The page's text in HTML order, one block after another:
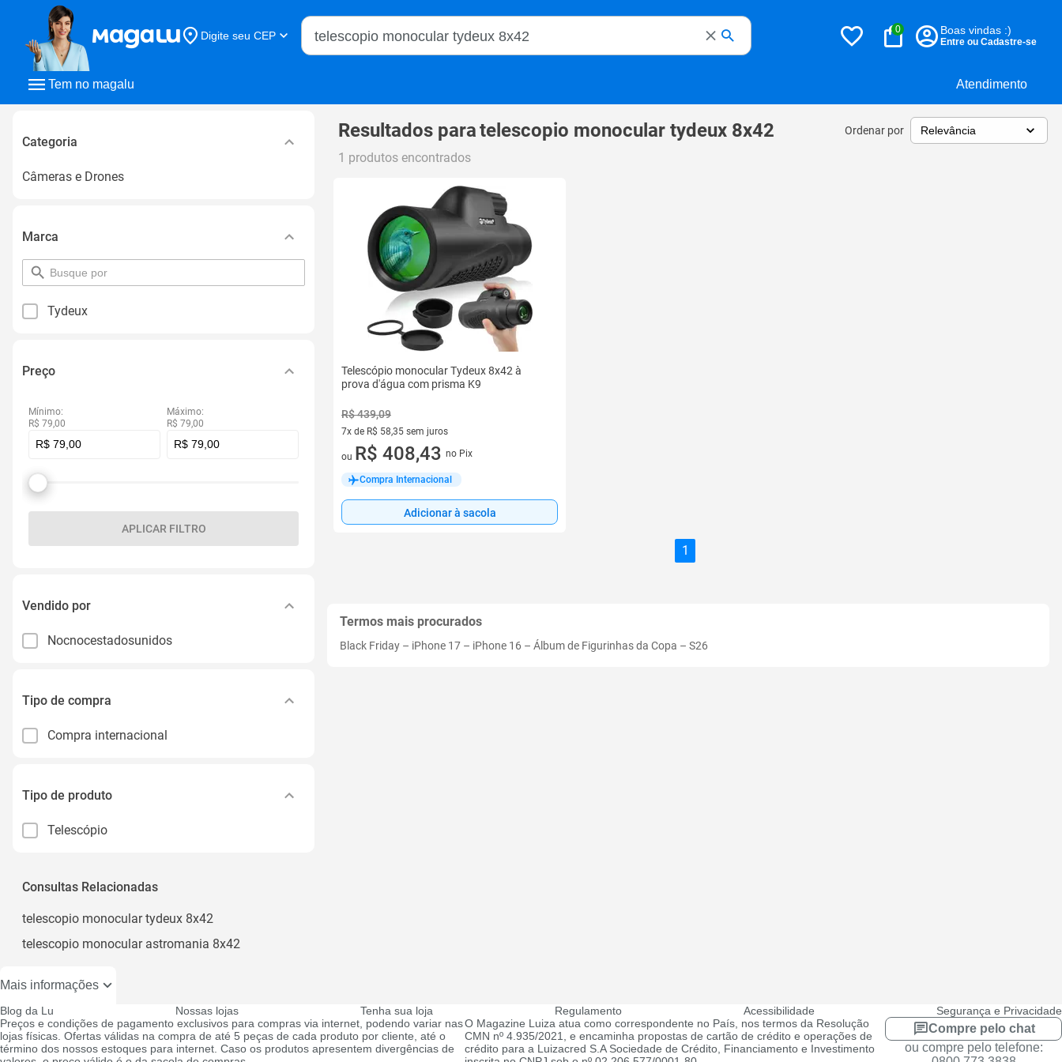
Tem no magalu Atendimento
Digite seu CEP
Buscar no Magalu
0 Boas vindas :)
Entre ou Cadastre-se
Categoria
Câmeras e Drones
Marca
pesquisar
por
Tydeux
Preço
Mínimo:
R$ 79,00
Máximo:
R$ 79,00
APLICAR FILTRO
Vendido por
Nocnocestadosunidos
Tipo de compra
Compra internacional
Tipo de produto
Telescópio
Consultas Relacionadas
telescopio monocular tydeux 8x42
telescopio monocular astromania 8x42
Resultados paratelescopio monocular tydeux 8x42 Ordenar por
1 produtos encontrados
Telescópio monocular Tydeux 8x42 à
prova d'água com prisma K9
R$ 439,09
7x de R$ 58,35 sem juros
7 vez de R$ 58,35 sem juros
ou R$ 408,43 no Pix
Compra Internacional
Adicionar à sacola
1
Termos mais procurados
Black Friday – iPhone 17 – iPhone 16 – Álbum de Figurinhas da Copa – S26
Mais informações
Blog da Lu Nossas lojas Tenha sua loja Regulamento Acessibilidade
Segurança e Privacidade
Preços e condições de pagamento exclusivos para compras via internet, podendo variar nas
lojas físicas. Ofertas válidas na compra de até 5 peças de cada produto por cliente, até o
término dos nossos estoques para internet. Caso os produtos apresentem divergências de
O Magazine Luiza atua como correspondente no País, nos termos da Resolução
CMN nº 4.935/2021, e encaminha propostas de cartão de crédito e operações de
crédito para a Luizacred S.A Sociedade de Crédito, Financiamento e Investimento
Compre pelo chat
ou compre pelo telefone: